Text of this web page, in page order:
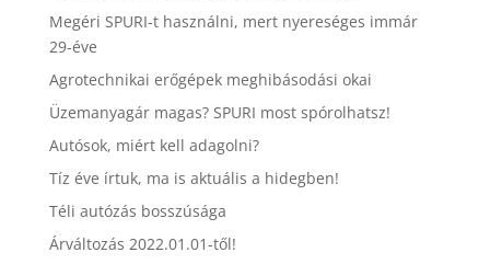
Megéri SPURI-t használni, mert nyereséges immár
29-éve
Agrotechnikai erőgépek meghibásodási okai
Üzemanyagár magas? SPURI most spórolhatsz!
Autósok, miért kell adagolni?
Tíz éve írtuk, ma is aktuális a hidegben!
Téli autózás bosszúsága
Árváltozás 2022.01.01-től!